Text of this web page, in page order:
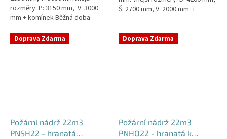
rozměry: P: 3150 mm, V: 3000
mm + komínek Běžná doba
dodání 2-3 týdny od objednávky.
Rozměry nádrže možno...
Š: 2700 mm, V: 2000 mm. +
týdny od objednávky....
Doprava Zdarma
Požární nádrž 22m3
PNSH22 - hranatá
Doprava Zdarma
Požární nádrž 22m3
PNHO22 - hranatá k